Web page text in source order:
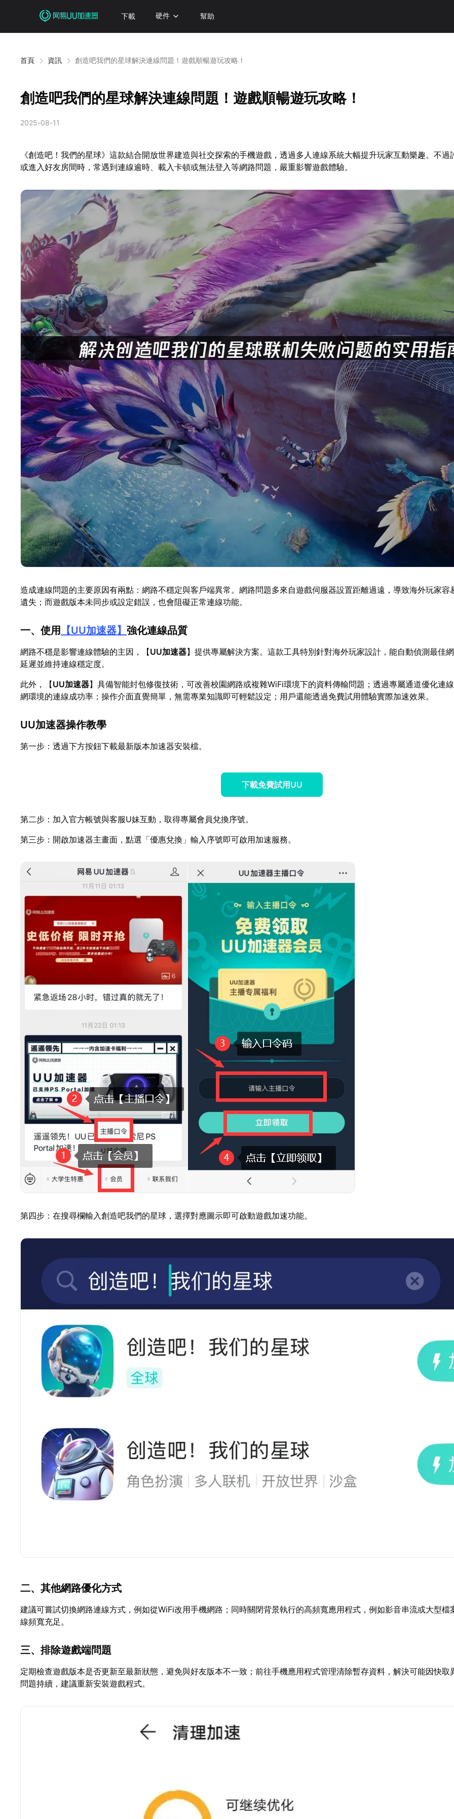
下載 硬件 幫助
首頁 資訊 創造吧我們的星球解決連線問題！遊戲順暢遊玩攻略！
創造吧我們的星球解決連線問題！遊戲順暢遊玩攻略！
2025-08-11
《創造吧！我們的星球》這款結合開放世界建造與社交探索的手機遊戲，透過多人連線系統大幅提升玩家互動樂趣。不過
或進入好友房間時，常遇到連線逾時、載入卡頓或無法登入等網路問題，嚴重影響遊戲體驗。
造成連線問題的主要原因有兩點：網路不穩定與客戶端異常。網路問題多來自遊戲伺服器設置距離過遠，導致海外玩家容
遺失；而遊戲版本未同步或設定錯誤，也會阻礙正常連線功能。
一、使用 【UU加速器】 強化連線品質
網路不穩是影響連線體驗的主因，【UU加速器】提供專屬解決方案。這款工具特別針對海外玩家設計，能自動偵測最佳
延遲並維持連線穩定度。
此外，【UU加速器】具備智能封包修復技術，可改善校園網路或複雜WiFi環境下的資料傳輸問題；透過專屬通道優化連
網環境的連線成功率；操作介面直覺簡單，無需專業知識即可輕鬆設定；用戶還能透過免費試用體驗實際加速效果。
UU加速器操作教學
第一步：透過下方按鈕下載最新版本加速器安裝檔。
下載免費試用UU
第二步：加入官方帳號與客服U妹互動，取得專屬會員兌換序號。
第三步：開啟加速器主畫面，點選「優惠兌換」輸入序號即可啟用加速服務。
第四步：在搜尋欄輸入創造吧我們的星球，選擇對應圖示即可啟動遊戲加速功能。
二、其他網路優化方式
建議可嘗試切換網路連線方式，例如從WiFi改用手機網路；同時關閉背景執行的高頻寬應用程式，例如影音串流或大型檔
線頻寬充足。
三、排除遊戲端問題
定期檢查遊戲版本是否更新至最新狀態，避免與好友版本不一致；前往手機應用程式管理清除暫存資料，解決可能因快取
問題持續，建議重新安裝遊戲程式。